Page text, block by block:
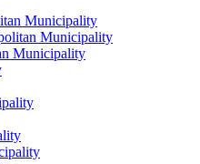
Municipality
Municipality
Municipality